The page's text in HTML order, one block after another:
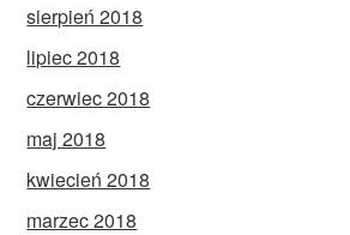
sierpień 2018
lipiec 2018
czerwiec 2018
maj 2018
kwiecień 2018
marzec 2018